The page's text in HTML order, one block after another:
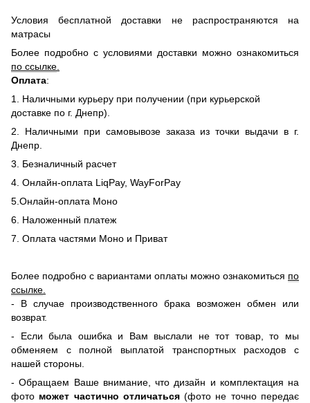
Условия бесплатной доставки не распространяются на
матрасы
Более подробно с условиями доставки можно ознакомиться
по ссылке
Оплата:
1. Наличными курьеру при получении (при курьерской
доставке по г. Днепр).
2. Наличными при самовывозе заказа из точки выдачи в г.
Днепр.
3. Безналичный расчет
4. Онлайн-оплата LiqPay, WayForPay
5.Онлайн-оплата Моно
6. Наложенный платеж
7. Оплата частями Моно и Приват
Более подробно с вариантами оплаты можно ознакомиться по
ссылке
- В случае производственного брака возможен обмен или
возврат.
- Если была ошибка и Вам выслали не тот товар, то мы
обменяем c полной выплатой транспортных расходов с
нашей стороны.
- Обращаем Ваше внимание, что дизайн и комплектация на
фото может частично отличаться(фото не точно передає